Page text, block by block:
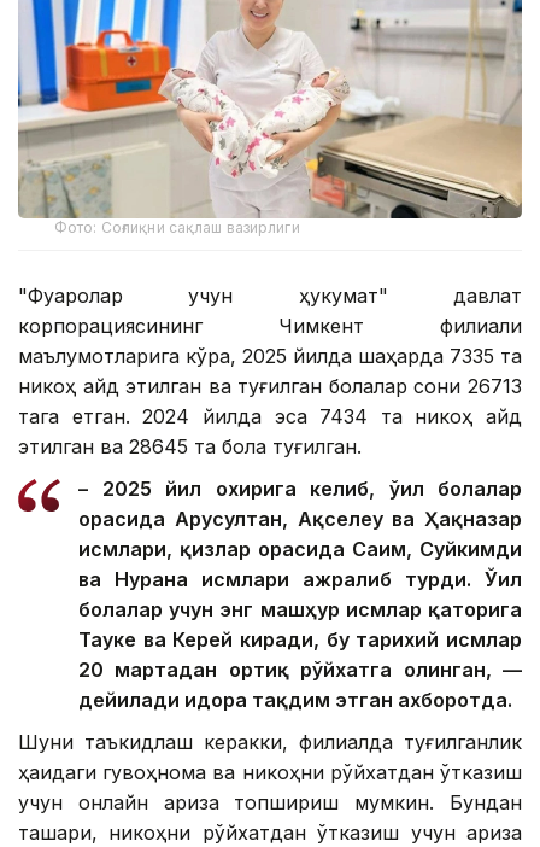
Фото: Соғлиқни сақлаш вазирлиги
"Фуқаролар учун ҳукумат" давлат
корпорациясининг Чимкент филиали
маълумотларига кўра, 2025 йилда шаҳарда 7335 та
никоҳ қайд этилган ва туғилган болалар сони 26713
тага етган. 2024 йилда эса 7434 та никоҳ қайд
этилган ва 28645 та бола туғилган.
– 2025 йил охирига келиб, ўғил болалар
орасида Арусултан, Ақселеу ва Ҳақназар
исмлари, қизлар орасида Сағим, Суйкимди
ва Нурана исмлари ажралиб турди. Ўғил
болалар учун энг машҳур исмлар қаторига
Тауке ва Керей киради, бу тарихий исмлар
20 мартадан ортиқ рўйхатга олинган, —
дейилади идора тақдим этган ахборотда.
Шуни таъкидлаш керакки, филиалда туғилганлик
ҳақидаги гувоҳнома ва никоҳни рўйхатдан ўтказиш
учун онлайн ариза топшириш мумкин. Бундан
ташқари, никоҳни рўйхатдан ўтказиш учун ариза